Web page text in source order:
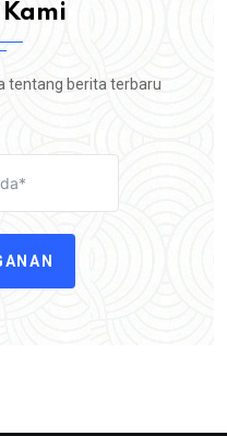
tentang berita terbaru